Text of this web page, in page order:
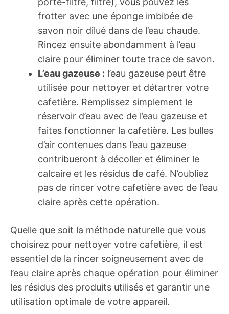
frotter avec une éponge imbibée de
savon noir dilué dans de l’eau chaude.
Rincez ensuite abondamment à l’eau
claire pour éliminer toute trace de savon.
L’eau gazeuse : l’eau gazeuse peut être
utilisée pour nettoyer et détartrer votre
cafetière. Remplissez simplement le
réservoir d’eau avec de l’eau gazeuse et
faites fonctionner la cafetière. Les bulles
d’air contenues dans l’eau gazeuse
contribueront à décoller et éliminer le
calcaire et les résidus de café. N’oubliez
pas de rincer votre cafetière avec de l’eau
claire après cette opération.
Quelle que soit la méthode naturelle que vous
choisirez pour nettoyer votre cafetière, il est
essentiel de la rincer soigneusement avec de
l’eau claire après chaque opération pour éliminer
les résidus des produits utilisés et garantir une
utilisation optimale de votre appareil.